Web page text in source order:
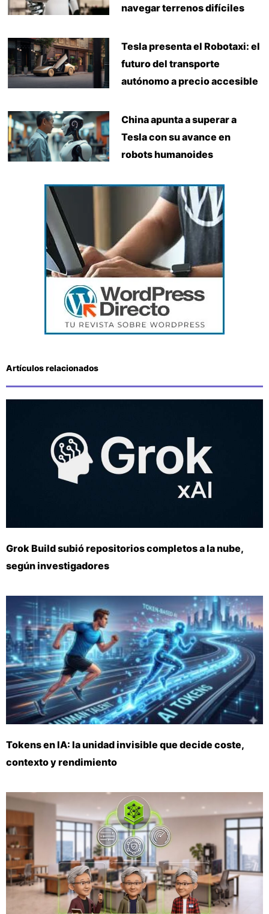
navegar terrenos difíciles
Tesla presenta el Robotaxi: el
futuro del transporte
autónomo a precio accesible
China apunta a superar a
Tesla con su avance en
robots humanoides
Artículos relacionados
Grok Build subió repositorios completos a la nube,
según investigadores
Tokens en IA: la unidad invisible que decide coste,
contexto y rendimiento